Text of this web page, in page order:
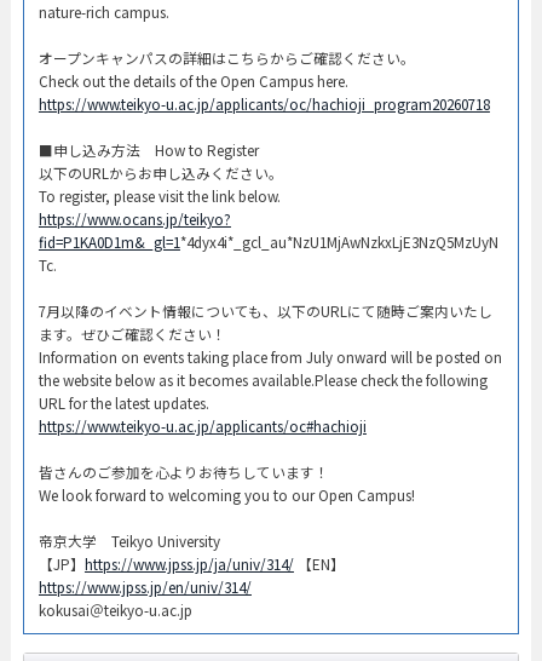
nature-rich campus.​
オープンキャンパスの詳細はこちらからご確認ください。​
Check out the details of the Open Campus here.​
https://www.teikyo-u.ac.jp/applicants/oc/hachioji_program20260718
​■申し込み方法 How to Register​
以下のURLからお申し込みください。
To register, please visit the link below.
https://www.ocans.jp/teikyo?
fid=P1KA0D1m&_gl=1*4dyx4i*_gcl_au*NzU1MjAwNzkxLjE3NzQ5MzUyN
Tc.
7月以降のイベント情報についても、以下のURLにて随時ご案内いたし
ます。ぜひご確認ください！
Information on events taking place from July onward will be posted on
the website below as it becomes available.Please check the following
URL for the latest updates.
https://www.teikyo-u.ac.jp/applicants/oc#hachioji
皆さんのご参加を心よりお待ちしています！​
We look forward to welcoming you to our Open Campus!​
帝京大学 Teikyo University
【JP】 https://www.jpss.jp/ja/univ/314/【EN】
https://www.jpss.jp/en/univ/314/
kokusai＠teikyo-u.ac.jp